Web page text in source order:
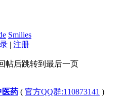
Smilies
| 注册
帖后跳转到最后一页
医药 ( 官方QQ群:110873141 )